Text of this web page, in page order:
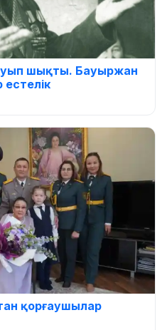
шықты. Бауыржан
қорғаушылар